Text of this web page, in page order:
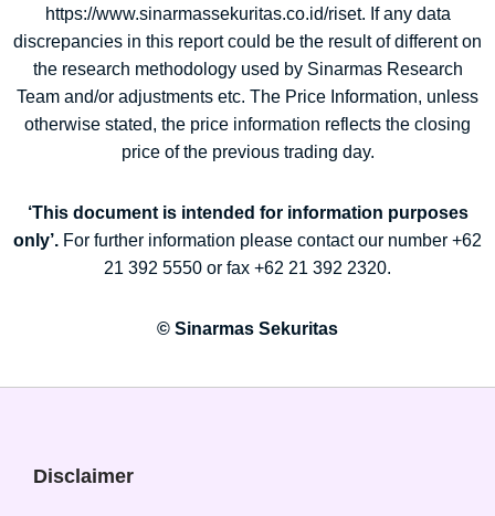
https://www.sinarmassekuritas.co.id/riset. If any data
discrepancies in this report could be the result of different on
the research methodology used by Sinarmas Research
Team and/or adjustments etc. The Price Information, unless
otherwise stated, the price information reflects the closing
price of the previous trading day.
‘This document is intended for information purposes
only’. For further information please contact our number +62
21 392 5550 or fax +62 21 392 2320.
© Sinarmas Sekuritas
Disclaimer